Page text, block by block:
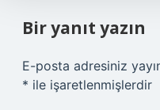
Bir yanıt yazın
E-posta adresiniz
* ile işaretlenmişlerdir